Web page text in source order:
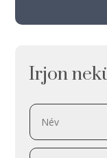
Irjon